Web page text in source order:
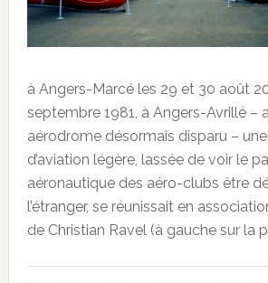
à Angers-Marcé les 29 et 30 août
septembre 1981, à Angers-Avrillé –
aérodrome désormais disparu –
d’aviation légère, lassée de voir le
aéronautique des aéro-clubs être
l’étranger, se réunissait en
de Christian Ravel (à gauche sur la